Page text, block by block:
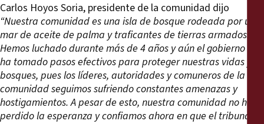
Carlos Hoyos Soria, presidente de la comunidad dijo
“Nuestra comunidad es una isla de bosque rodeada por un
mar de aceite de palma y traficantes de tierras armados.
Hemos luchado durante más de 4 años y aún el gobierno no
ha tomado pasos efectivos para proteger nuestras vidas y
bosques, pues los líderes, autoridades y comuneros de la
comunidad seguimos sufriendo constantes amenazas y
hostigamientos. A pesar de esto, nuestra comunidad no ha
perdido la esperanza y confiamos ahora en que el tribunal